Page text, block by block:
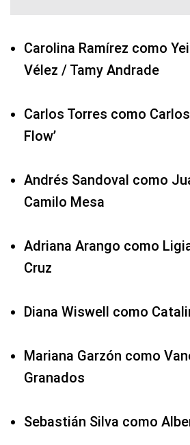
Carolina Ramírez como
Vélez / Tamy Andrade
Carlos Torres como Carlos
Flow’
Andrés Sandoval como
Camilo Mesa
Adriana Arango como
Cruz
Diana Wiswell como
Mariana Garzón como
Granados
Sebastián Silva como